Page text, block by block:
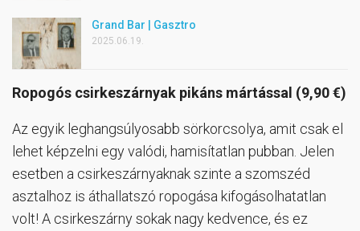
Grand Bar | Gasztro
2025.06.19.
Ropogós csirkeszárnyak pikáns mártással (9,90 €)
Az egyik leghangsúlyosabb sörkorcsolya, amit csak el
lehet képzelni egy valódi, hamisítatlan pubban. Jelen
esetben a csirkeszárnyaknak szinte a szomszéd
asztalhoz is áthallatszó ropogása kifogásolhatatlan
volt! A csirkeszárny sokak nagy kedvence, és ez